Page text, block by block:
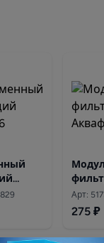
Арт:
275 ₽